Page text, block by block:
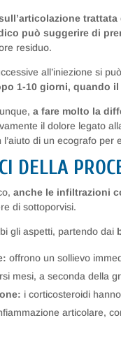
trattata
può suggerire di
residuo.
all’iniezione si
1-10 giorni, quando
a fare molto la
il dolore legato
l’aiuto di un ecografo
DELLA
anche le infiltrazioni
di sottoporvisi.
gli aspetti, partendo dai
offrono un sollievo
mesi, a seconda della
i corticosteroidi
articolare,